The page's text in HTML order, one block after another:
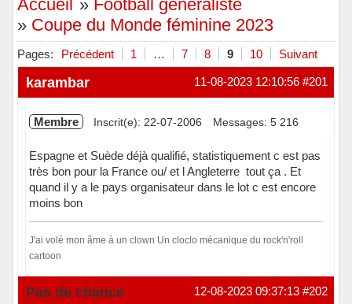
Accueil » Football généraliste
» Coupe du Monde féminine 2023
Pages: Précédent 1 … 7 8 9 10 Suivant
#201
11-08-2023 12:10:56
karambar
Membre Inscrit(e): 22-07-2006 Messages: 5 216
Espagne et Suède déjà qualifié, statistiquement c est pas
très bon pour la France ou/ et l Angleterre tout ça . Et
quand il y a le pays organisateur dans le lot c est encore
moins bon
J'ai volé mon âme à un clown Un cloclo mécanique du rock'n'roll
cartoon
En ligne #202
12-08-2023 09:37:13
Pas de chance